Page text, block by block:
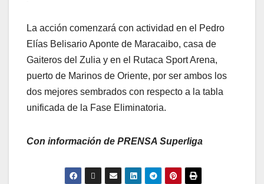
La acción comenzará con actividad en el Pedro
Elías Belisario Aponte de Maracaibo, casa de
Gaiteros del Zulia y en el Rutaca Sport Arena,
puerto de Marinos de Oriente, por ser ambos los
dos mejores sembrados con respecto a la tabla
unificada de la Fase Eliminatoria.
Con información de PRENSA Superliga